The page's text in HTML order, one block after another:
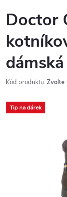
Doctor
Kód produktu: Zvolte
Tip na dárek